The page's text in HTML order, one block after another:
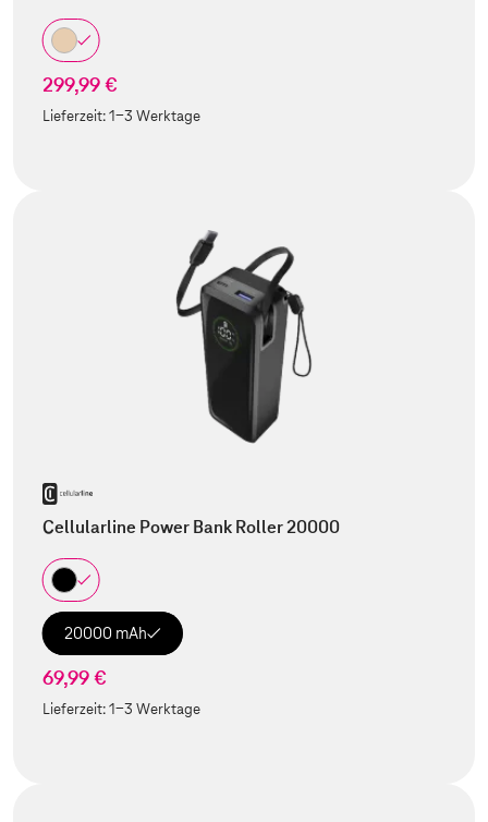
299,99 €
Lieferzeit:1-3 Werktage
Cellularline Power Bank Roller 20000
20000 mAh
69,99 €
Lieferzeit:1-3 Werktage